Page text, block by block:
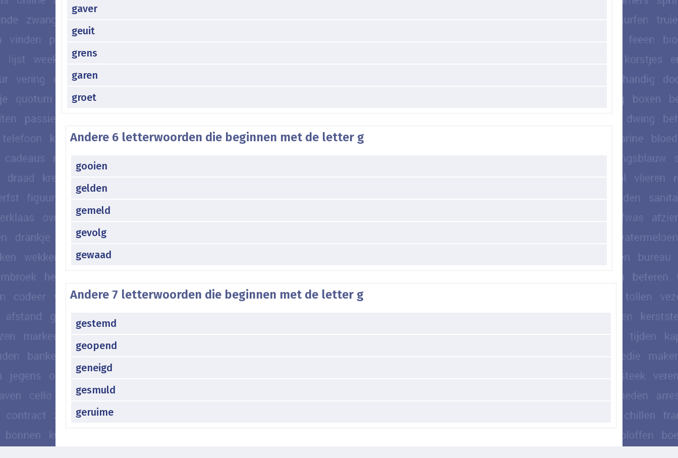
gaver
geuit
grens
garen
groet
Andere 6 letterwoorden die beginnen met de letter g
gooien
gelden
gemeld
gevolg
gewaad
Andere 7 letterwoorden die beginnen met de letter g
gestemd
geopend
geneigd
gesmuld
geruime